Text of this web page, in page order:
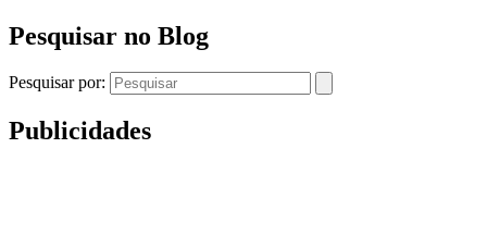
Pesquisar no Blog
Pesquisar por:
Publicidades